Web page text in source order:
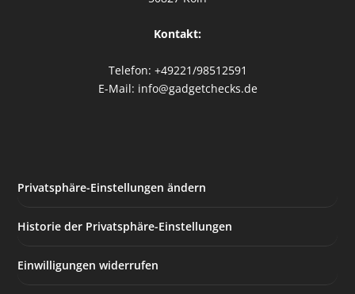
Kontakt:
Telefon: +49221/98512591
E-Mail: info@gadgetchecks.de
Privatsphäre-Einstellungen ändern
Historie der Privatsphäre-Einstellungen
Einwilligungen widerrufen